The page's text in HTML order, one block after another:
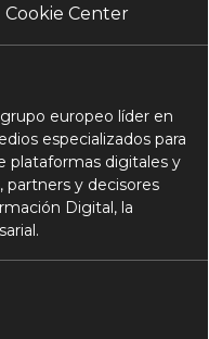
Cookie Center
europeo líder en
especializados para
plataformas digitales y
partners y decisores
Digital, la